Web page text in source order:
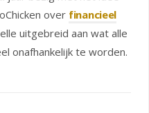
over financieel
uitgebreid aan wat alle
onafhankelijk te worden.